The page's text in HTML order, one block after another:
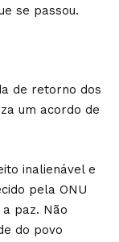
se passou.
de retorno dos
um acordo de
inalienável e
pela ONU
paz. Não
do povo